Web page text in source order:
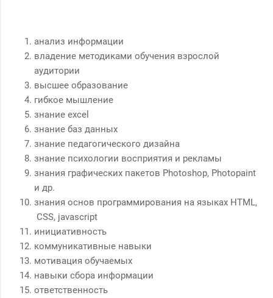
анализ информации
владение методиками обучения взрослой
аудитории
высшее образование
гибкое мышление
знание excel
знание баз данных
знание педагогического дизайна
знание психологии восприятия и рекламы
знания графических пакетов Photoshop, Photopaint
и др.
знания основ программирования на языках HTML,
CSS, javascript
инициативность
коммуникативные навыки
мотивация обучаемых
навыки сбора информации
ответственность